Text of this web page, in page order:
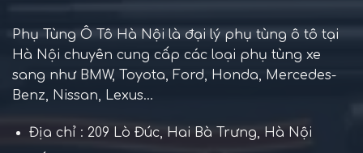
Phụ Tùng Ô Tô Hà Nội là đại lý phụ tùng ô tô tại
Hà Nội chuyên cung cấp các loại phụ tùng xe
sang như BMW, Toyota, Ford, Honda, Mercedes-
Benz, Nissan, Lexus...
Địa chỉ : 209 Lò Đúc, Hai Bà Trưng, Hà Nội